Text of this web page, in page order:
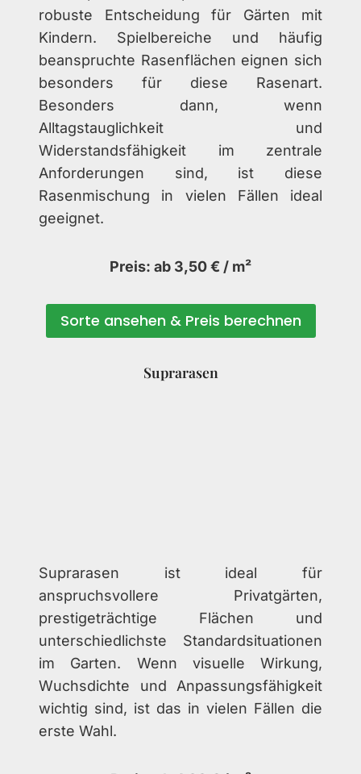
robuste Entscheidung für Gärten mit
Kindern. Spielbereiche und häufig
beanspruchte Rasenflächen eignen sich
besonders für diese Rasenart.
Besonders dann, wenn
Alltagstauglichkeit und
Widerstandsfähigkeit im zentrale
Anforderungen sind, ist diese
Rasenmischung in vielen Fällen ideal
geeignet.
Preis: ab 3,50 € / m²
Sorte ansehen & Preis berechnen
Suprarasen
Suprarasen ist ideal für
anspruchsvollere Privatgärten,
prestigeträchtige Flächen und
unterschiedlichste Standardsituationen
im Garten. Wenn visuelle Wirkung,
Wuchsdichte und Anpassungsfähigkeit
wichtig sind, ist das in vielen Fällen die
erste Wahl.